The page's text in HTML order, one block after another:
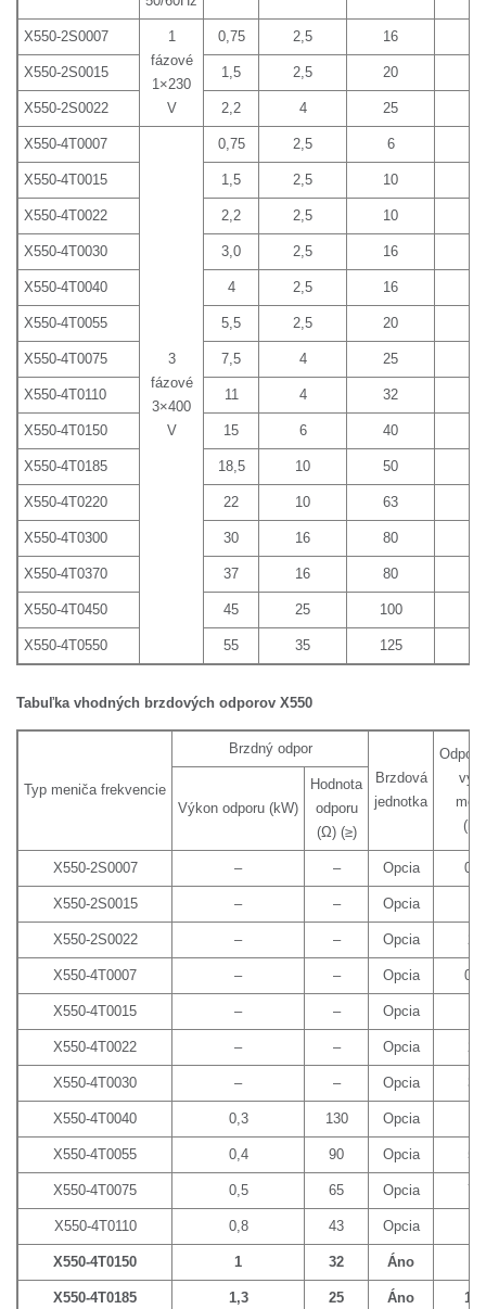
X550-2S0007
1
fázové
1×230
V
0,75 2,5 16
X550-2S0015 1,5 2,5 20
X550-2S0022 2,2 4 25
X550-4T0007
3
fázové
3×400
V
0,75 2,5 6
X550-4T0015 1,5 2,5 10
X550-4T0022 2,2 2,5 10
X550-4T0030 3,0 2,5 16
X550-4T0040 4 2,5 16
X550-4T0055 5,5 2,5 20
X550-4T0075 7,5 4 25
X550-4T0110 11 4 32
X550-4T0150 15 6 40
X550-4T0185 18,5 10 50
X550-4T0220 22 10 63
X550-4T0300 30 16 80
X550-4T0370 37 16 80
X550-4T0450 45 25 100
X550-4T0550 55 35 125
Tabuľka vhodných brzdových odporov X550
Typ meniča frekvencie
Brzdný odpor
Brzdová
jednotka
Výkon odporu (kW)
Hodnota
odporu
(Ω) (≥)
X550-2S0007 – – Opcia
X550-2S0015 – – Opcia
X550-2S0022 – – Opcia 2,2
X550-4T0007 – – Opcia
X550-4T0015 – – Opcia
X550-4T0022 – – Opcia 2,2
X550-4T0030 – – Opcia 3,0
X550-4T0040 0,3 130 Opcia
X550-4T0055 0,4 90 Opcia 5,5
X550-4T0075 0,5 65 Opcia 7,5
X550-4T0110 0,8 43 Opcia
X550-4T0150 1 32 Áno
X550-4T0185 1,3 25 Áno